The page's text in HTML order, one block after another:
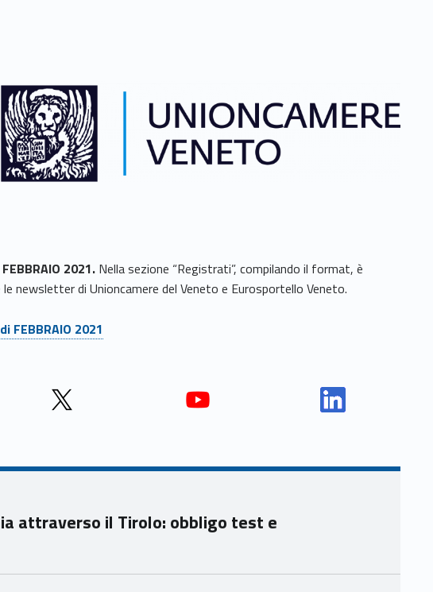
2021. Nella sezione “Registrati”, compilando il format, è
newsletter di Unioncamere del Veneto e Eurosportello Veneto.
FEBBRAIO 2021
Unio
e
Unio
e
Unio
attraverso il Tirolo: obbligo test e